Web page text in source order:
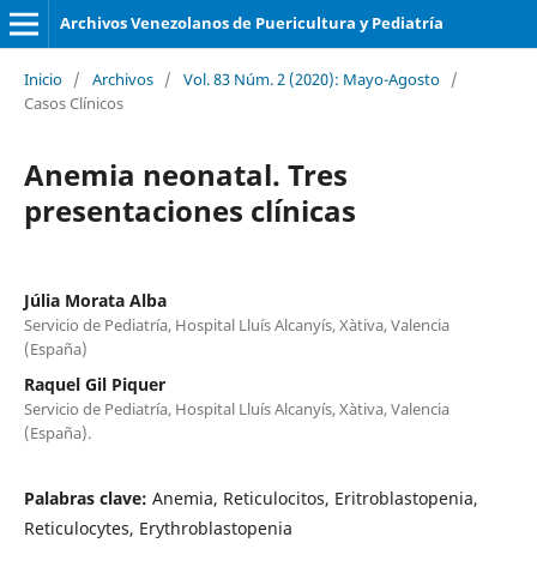
Archivos Venezolanos de Puericultura y Pediatría
Inicio / Archivos / Vol. 83 Núm. 2 (2020): Mayo-Agosto /
Casos Clínicos
Anemia neonatal. Tres
presentaciones clínicas
Júlia Morata Alba
Servicio de Pediatría, Hospital Lluís Alcanyís, Xàtiva, Valencia
(España)
Raquel Gil Piquer
Servicio de Pediatría, Hospital Lluís Alcanyís, Xàtiva, Valencia
(España).
Palabras clave: Anemia, Reticulocitos, Eritroblastopenia,
Reticulocytes, Erythroblastopenia